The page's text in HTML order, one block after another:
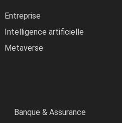
Entreprise
Intelligence artificielle
Metaverse
Banque & Assurance